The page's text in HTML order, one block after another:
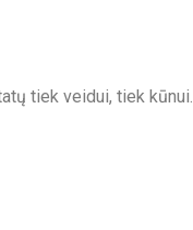
tiek veidui, tiek kūnui.